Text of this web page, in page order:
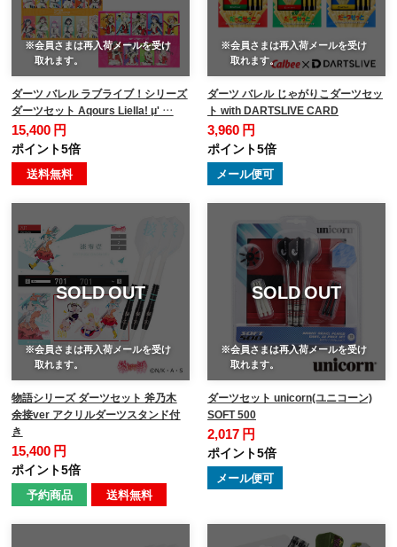
※会員さまは再入荷メールを受け
取れます。
ダーツ バレル ラブライブ！シリーズ
ダーツセット Aqours Liella! μ' …
15,400 円
ポイント5倍
送料無料
※会員さまは再入荷メールを受け
取れます。
ダーツ バレル じゃがりこダーツセッ
ト with DARTSLIVE CARD
3,960 円
ポイント5倍
メール便可
SOLD OUT
※会員さまは再入荷メールを受け
取れます。
物語シリーズ ダーツセット 斧乃木
余接ver アクリルダーツスタンド付
き
15,400 円
ポイント5倍
予約商品 送料無料
SOLD OUT
※会員さまは再入荷メールを受け
取れます。
ダーツセット unicorn(ユニコーン)
SOFT 500
2,017 円
ポイント5倍
メール便可